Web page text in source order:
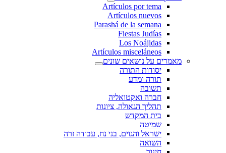
Artículos por tema
Artículos nuevos
Parashá de la semana
Fiestas Judías
Los Noájidas
Artículos misceláneos
מאמרים על נושאים שונים
יסודות התורה
תורה ומדע
תשובה
חברה ואקטואליה
תהליך הגאולה, ציונות
בית המקדש
שמיטה
ישראל והגוים, בני נח, עבודה זרה
השואה